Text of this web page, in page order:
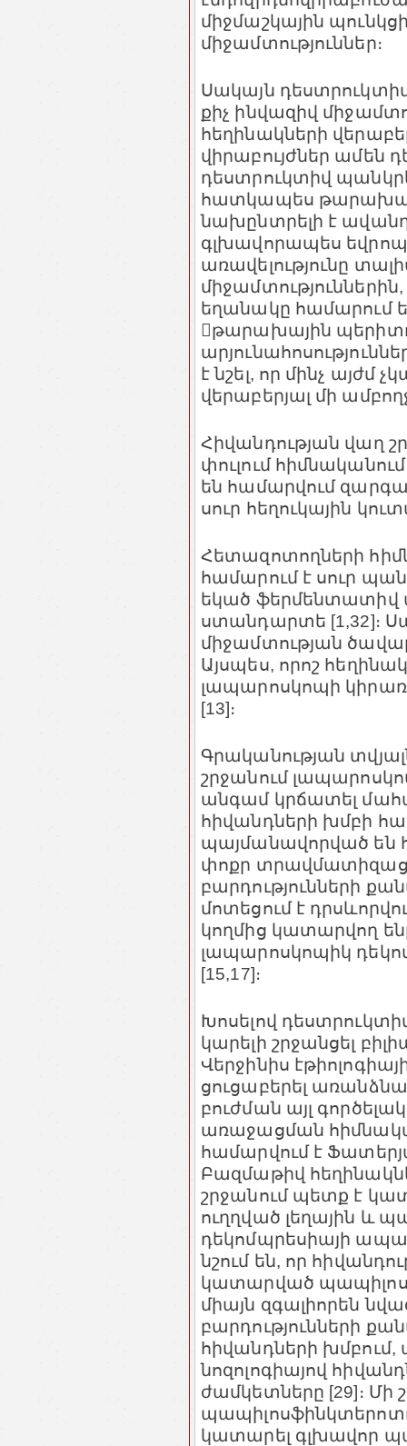
միջմաշկային
միջամտություններ։
Սակայն
քիչ ինվազիվ
հեղինակների
վիրաբույժներ ամեն
դեստրուկտիվ
հատկապես
նախընտրելի է
գլխավորապես
առավելությունը
եղանակը համարում
թարախային
է նշել, որ մինչ այժմ
վերաբերյալ մի
Հիվանդության վաղ
փուլում
են համարվում
սուր հեղուկային
Հետազոտողների
համարում է սուր
եկած ֆերմենտատիվ
ստանդարտե [1,32]։
միջամտության
Այսպես, որոշ
լապարոսկոպի
[13]։
Գրականության
շրջանում
անգամ կրճատել
հիվանդների խմբի
պայմանավորված են
փոքր
բարդությունների
մոտեցում է
կողմից կատարվող
լապարոսկոպիկ
[15,17]։
Խոսելով
կարելի շրջանցել
Վերջինիս
ցուցաբերել
բուժման այլ
առաջացման
համարվում է
Բազմաթիվ
շրջանում պետք է
ուղղված լեղային և
դեկոմպրեսիայի
նշում են, որ
կատարված
միայն զգալիորեն
բարդությունների
հիվանդների խմբում,
նոզոլոգիայով
ժամկետները [29]։ Մի
կատարել գլխավոր